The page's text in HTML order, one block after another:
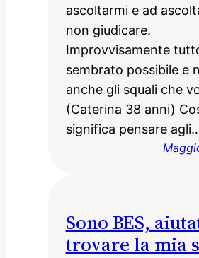
ascoltarmi e ad
non giudicare.
Improvvisamente
sembrato possibile e
anche gli squali che
(Caterina 38 anni)
significa pensare
Sono BES,
trovare la mia